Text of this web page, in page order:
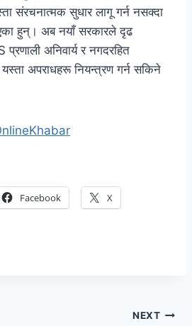
संरचनात्मक सुधार लागू गर्न नसक्दा
हुन्। अब नयाँ सरकारले दृढ
अनिवार्य र नगदरहित
अपराधहरू नियन्त्रण गर्न सकिने
Facebook X
NEXT